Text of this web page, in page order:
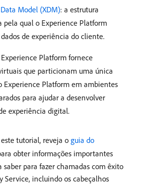
Model (XDM): a estrutura
pela qual o Experience Platform
de experiência do cliente.
Platform fornece
que particionam uma única
Experience Platform em ambientes
para ajudar a desenvolver
experiência digital.
tutorial, reveja o guia do
obter informações importantes
saber para fazer chamadas com êxito
Service, incluindo os cabeçalhos